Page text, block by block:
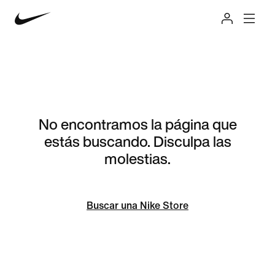
No encontramos la página que
estás buscando. Disculpa las
molestias.
Buscar una Nike Store